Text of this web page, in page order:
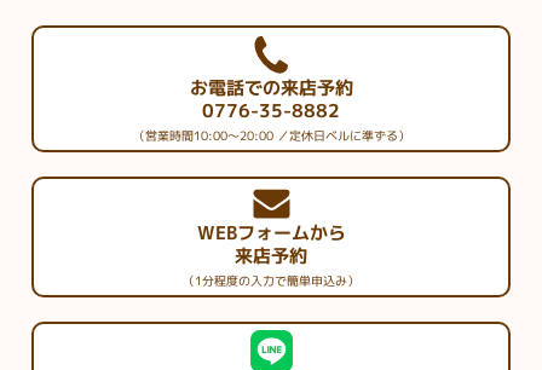
お電話での来店予約
0776-35-8882
（営業時間10:00～20:00 ／定休日ベルに準ずる）
WEBフォームから
来店予約
（1分程度の入力で簡単申込み）